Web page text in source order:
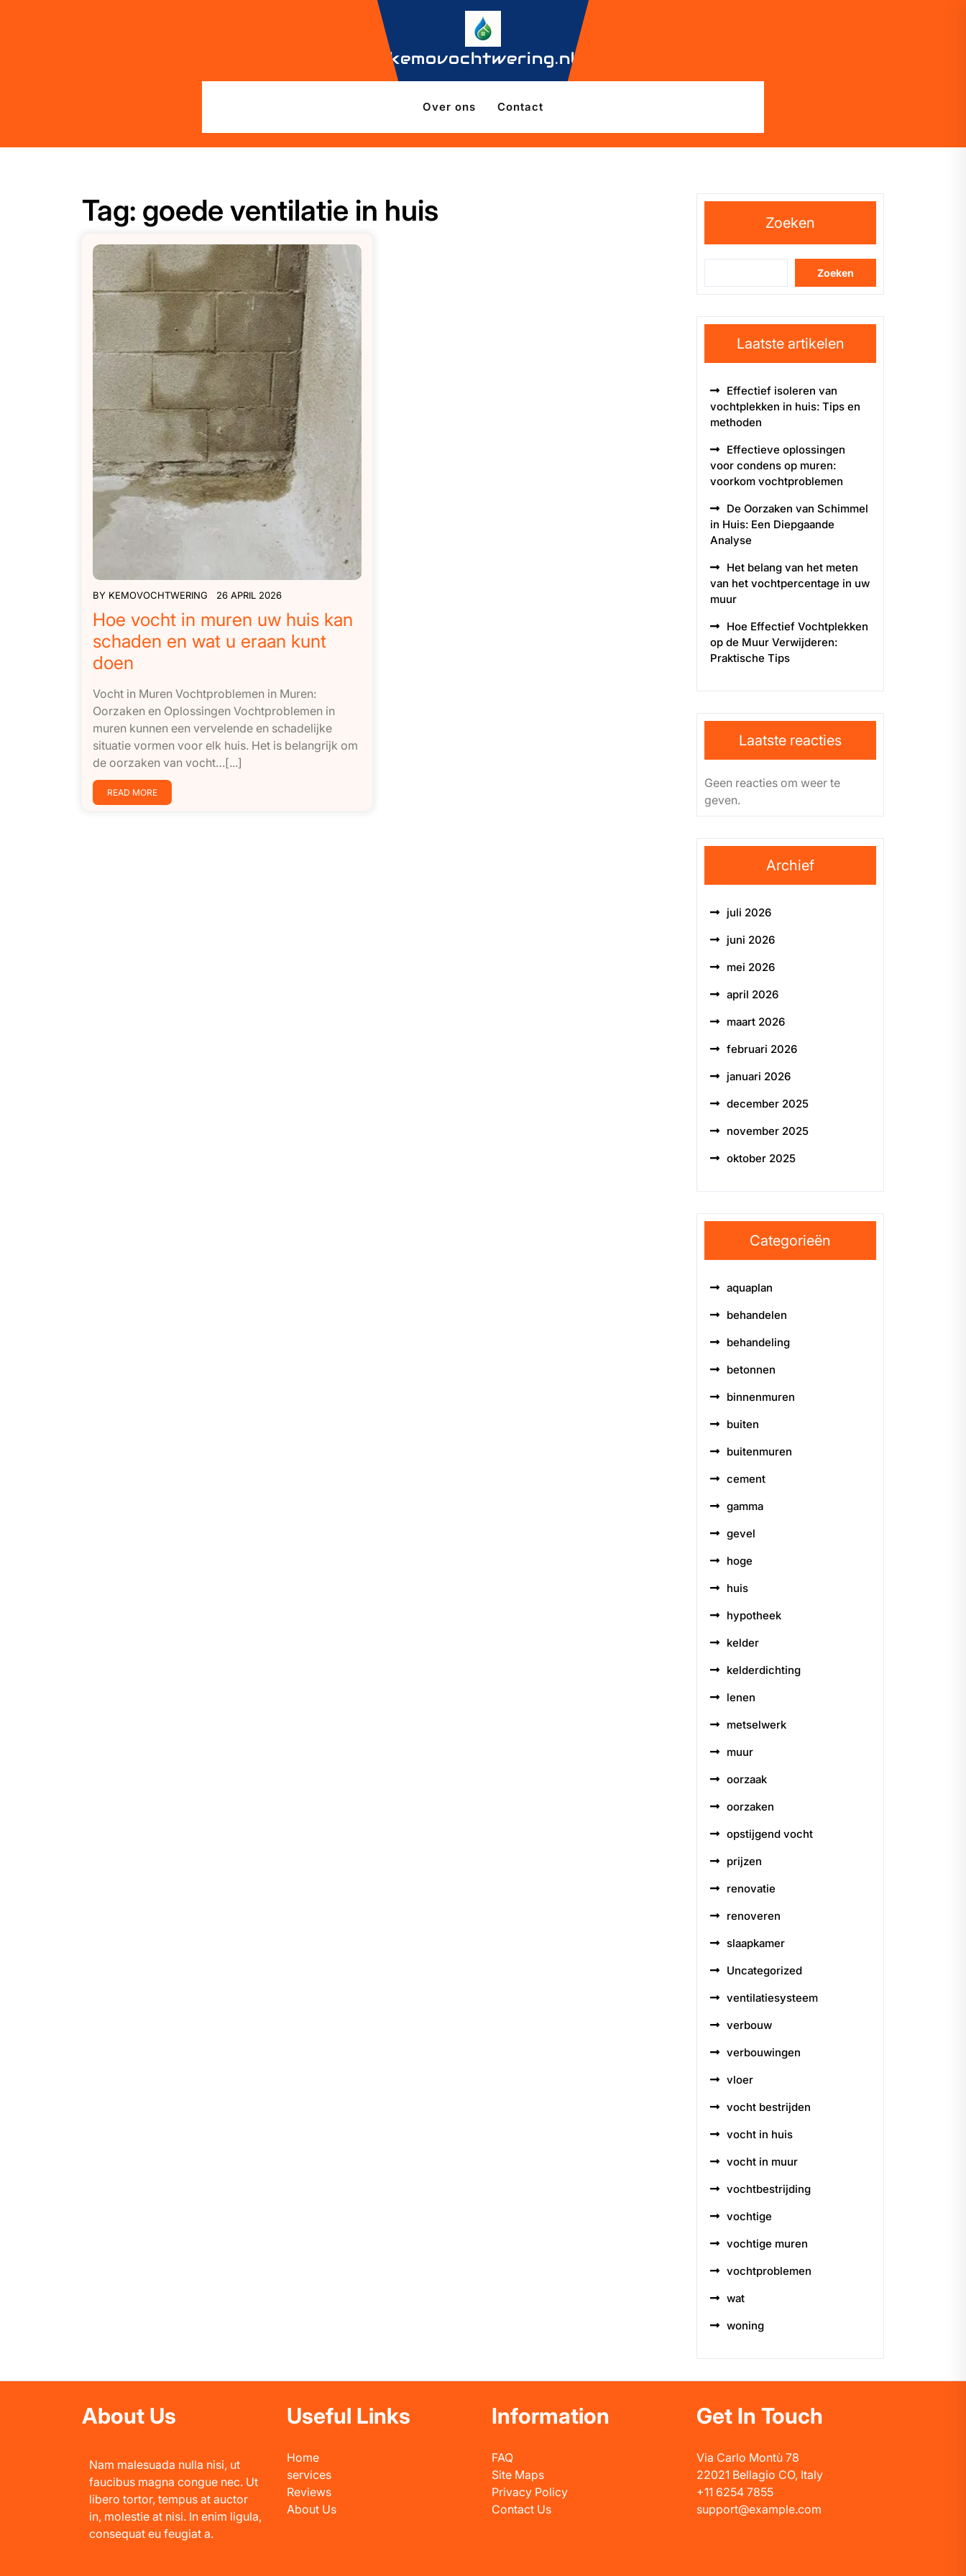
kemovochtwering.nl
Over ons Contact
Tag: goede ventilatie in huis
BY KEMOVOCHTWERING 26 APRIL 2026
Hoe vocht in muren uw huis kan
schaden en wat u eraan kunt
doen
Vocht in Muren Vochtproblemen in Muren:
Oorzaken en Oplossingen Vochtproblemen in
muren kunnen een vervelende en schadelijke
situatie vormen voor elk huis. Het is belangrijk om
de oorzaken van vocht…[...]
READ MORE
Zoeken
Zoeken
Laatste artikelen
Effectief isoleren van
vochtplekken in huis: Tips en
methoden
Effectieve oplossingen
voor condens op muren:
voorkom vochtproblemen
De Oorzaken van Schimmel
in Huis: Een Diepgaande
Analyse
Het belang van het meten
van het vochtpercentage in uw
muur
Hoe Effectief Vochtplekken
op de Muur Verwijderen:
Praktische Tips
Laatste reacties
Geen reacties om weer te
geven.
Archief
juli 2026
juni 2026
mei 2026
april 2026
maart 2026
februari 2026
januari 2026
december 2025
november 2025
oktober 2025
Categorieën
aquaplan
behandelen
behandeling
betonnen
binnenmuren
buiten
buitenmuren
cement
gamma
gevel
hoge
huis
hypotheek
kelder
kelderdichting
lenen
metselwerk
muur
oorzaak
oorzaken
opstijgend vocht
prijzen
renovatie
renoveren
slaapkamer
Uncategorized
ventilatiesysteem
verbouw
verbouwingen
vloer
vocht bestrijden
vocht in huis
vocht in muur
vochtbestrijding
vochtige
vochtige muren
vochtproblemen
wat
woning
About Us
Nam malesuada nulla nisi, ut
faucibus magna congue nec. Ut
libero tortor, tempus at auctor
in, molestie at nisi. In enim ligula,
consequat eu feugiat a.
Useful Links
Home
services
Reviews
About Us
Information
FAQ
Site Maps
Privacy Policy
Contact Us
Get In Touch
Via Carlo Montù 78
22021 Bellagio CO, Italy
+11 6254 7855
support@example.com